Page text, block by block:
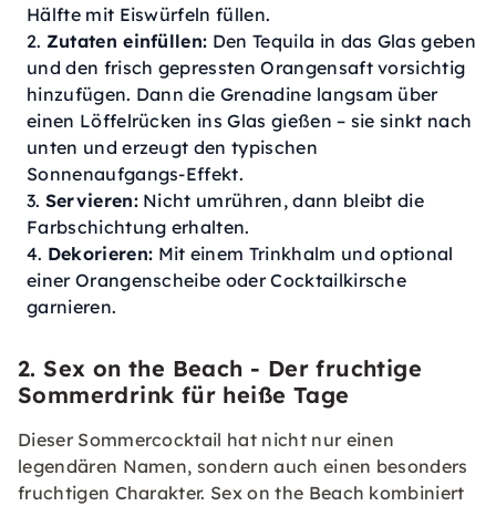
Hälfte mit Eiswürfeln füllen.
Zutaten einfüllen: Den Tequila in das Glas geben
und den frisch gepressten Orangensaft vorsichtig
hinzufügen. Dann die Grenadine langsam über
einen Löffelrücken ins Glas gießen – sie sinkt nach
unten und erzeugt den typischen
Sonnenaufgangs-Effekt.
Servieren:Nicht umrühren, dann bleibt die
Farbschichtung erhalten.
Dekorieren: Mit einem Trinkhalm und optional
einer Orangenscheibe oder Cocktailkirsche
garnieren.
2. Sex on the Beach - Der fruchtige
Sommerdrink für heiße Tage
Dieser Sommercocktail hat nicht nur einen
legendären Namen, sondern auch einen besonders
fruchtigen Charakter. Sex on the Beach kombiniert